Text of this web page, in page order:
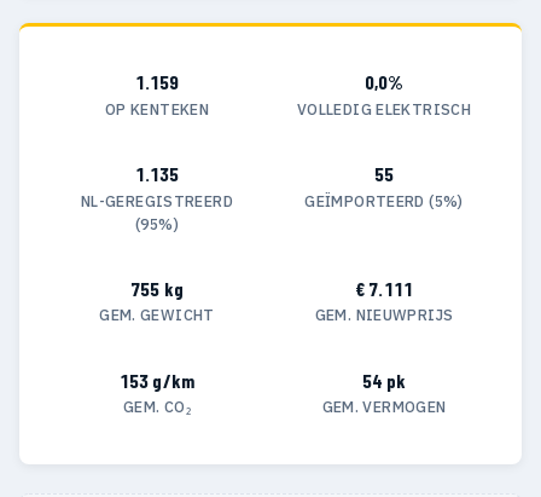
1.159
OP KENTEKEN
0,0%
VOLLEDIG ELEKTRISCH
1.135
NL-GEREGISTREERD
(95%)
55
GEÏMPORTEERD (5%)
755 kg
GEM. GEWICHT
€ 7.111
GEM. NIEUWPRIJS
153 g/km
GEM. CO₂
54 pk
GEM. VERMOGEN